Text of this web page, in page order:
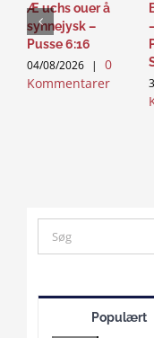
Æ uchs ouer å
synnejysk –
Pusse 6:16
04/08/2026 |
0
Kommentarer
Search
for:
Populært
accept